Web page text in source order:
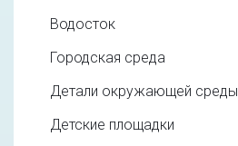
Водосток
Городская среда
Детали окружающей среды
Детские площадки